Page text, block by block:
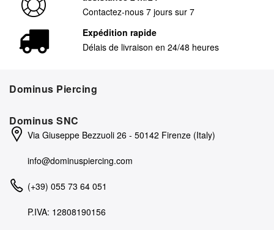
Contactez-nous 7 jours sur 7
Expédition rapide
Délais de livraison en 24/48 heures
Dominus Piercing
Dominus SNC
Via Giuseppe Bezzuoli 26 - 50142 Firenze (Italy)
info@dominuspiercing.com
(+39) 055 73 64 051
P.IVA: 12808190156